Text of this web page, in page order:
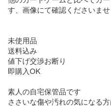
す、画像にて確認くださいませ
未使用品
送料込み
値下げ交渉お断り
即購入OK
素人の自宅保管品です